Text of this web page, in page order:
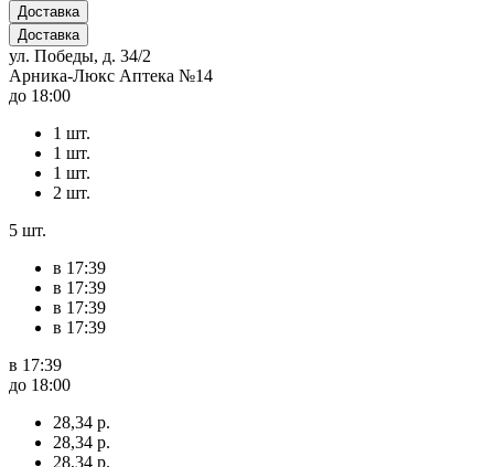
Доставка
Доставка
ул. Победы, д. 34/2
Арника-Люкс Аптека №14
до 18:00
1 шт.
1 шт.
1 шт.
2 шт.
5 шт.
в 17:39
в 17:39
в 17:39
в 17:39
в 17:39
до 18:00
28,34 р.
28,34 р.
28,34 р.